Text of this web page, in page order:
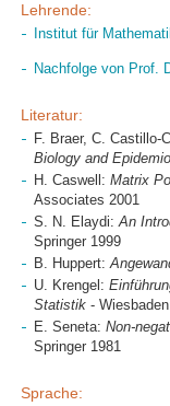
Lehrende:
Institut für
Nachfolge von Prof.
Literatur:
F. Braer, C. Castillo-
Biology and
H. Caswell: Matrix
Associates 2001
S. N. Elaydi:An
Springer 1999
B. Huppert:
U. Krengel:
Statistik -
E. Seneta: Non-
Springer 1981
Sprache: